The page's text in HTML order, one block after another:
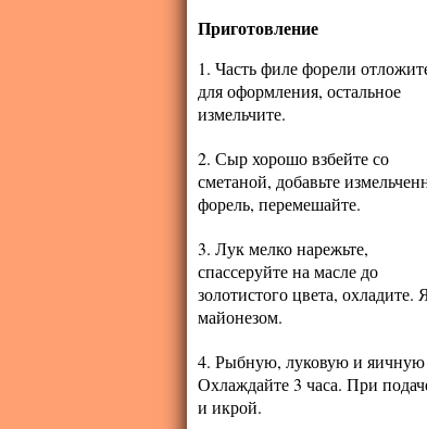
Приготовление
1. Часть филе форели
для оформления, остальное
измельчите.
2. Сыр хорошо взбейте со
сметаной, добавьте
форель, перемешайте.
3. Лук мелко нарежьте,
спассеруйте на масле до
золотистого цвета,
майонезом.
4. Рыбную, луковую и
Охлаждайте 3 часа. При
и икрой.